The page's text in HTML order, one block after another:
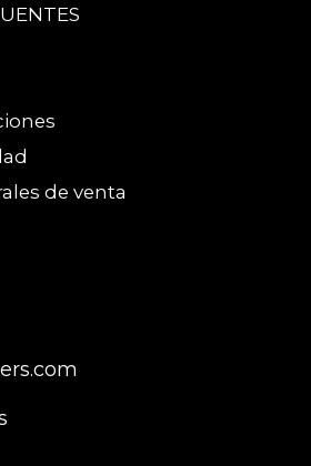
de venta